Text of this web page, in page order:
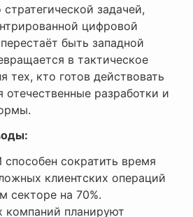
задачей,
цифровой
быть западной
в тактическое
тех, кто готов действовать
отечественные разработки и
сократить время
клиентских операций
секторе на 70%.
компаний планируют